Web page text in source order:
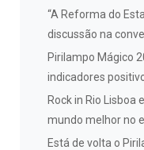
“A Reforma do
discussão na
Pirilampo Mágico
indicadores
Rock in Rio Lisboa
mundo melhor no
Está de volta o